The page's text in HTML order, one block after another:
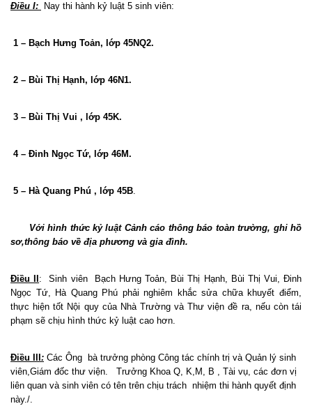
Điều I: Nay thi hành kỷ luật 5 sinh viên:
1 – Bạch Hưng Toản, lớp 45NQ2.
2 – Bùi Thị Hạnh, lớp 46N1.
3 – Bùi Thị Vui , lớp 45K.
4 – Đinh Ngọc Tứ, lớp 46M.
5 – Hà Quang Phú , lớp 45B.
Với hình thức kỷ luật Cảnh cáo thông báo toàn trường, ghi hồ
sơ,thông báo về địa phương và gia đình.
Điều II : Sinh viên
Bạch Hưng Toản, Bùi Thị Hạnh, Bùi Thị Vui, Đinh
Ngọc Tứ, Hà Quang Phú phải nghiêm khắc sửa chữa khuyết điểm,
thực hiện tốt Nội quy của Nhà Trường và Thư viện đề ra, nếu còn tái
phạm sẽ chịu hình thức kỷ luật cao hơn.
Điều III : Các Ông
bà trưởng phòng Công tác chính trị và Quản lý sinh
viên,Giám đốc thư viện.
Trưởng Khoa Q, K,M, B , Tài vụ, các đơn vị
liên quan và sinh viên có tên trên chịu trách nhiệm thi hành quyết định
này./.